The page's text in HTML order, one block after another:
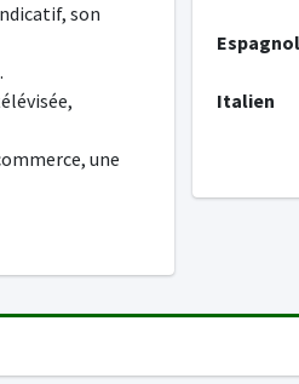
son
une
Espagnol
Italien